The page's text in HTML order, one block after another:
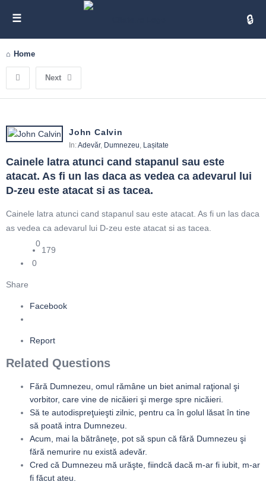
Home
Next
John Calvin
In:Adevăr, Dumnezeu, Lașitate
Cainele latra atunci cand stapanul sau este
atacat. As fi un las daca as vedea ca adevarul lui
D-zeu este atacat si as tacea.
Cainele latra atunci cand stapanul sau este atacat. As fi un las daca
as vedea ca adevarul lui D-zeu este atacat si as tacea.
0
179
0
Share
Facebook
Report
Related Questions
Fără Dumnezeu, omul rămâne un biet animal raţional şi
vorbitor, care vine de nicăieri şi merge spre nicăieri.
Să te autodispreţuieşti zilnic, pentru ca în golul lăsat în tine
să poată intra Dumnezeu.
Acum, mai la bătrâneţe, pot să spun că fără Dumnezeu şi
fără nemurire nu există adevăr.
Cred că Dumnezeu mă urăşte, fiindcă dacă m-ar fi iubit, m-ar
fi făcut ateu.